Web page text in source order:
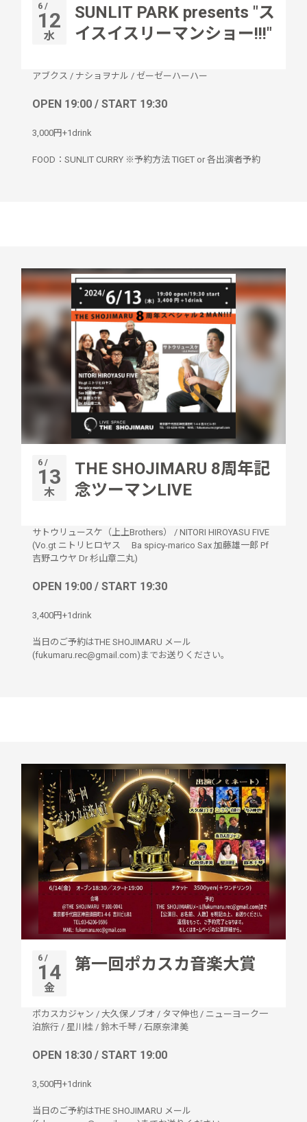
6 /
12
水
SUNLIT PARK presents "ス
イスイスリーマンショー!!!"
アブクス / ナショヲナル / ゼーゼーハーハー
OPEN 19:00 / START 19:30
3,000円+1drink
FOOD：SUNLIT CURRY ※予約方法 TIGET or 各出演者予約
6 /
13
木
THE SHOJIMARU 8周年記
念ツーマンLIVE
サトウリュースケ（上上Brothers） / NITORI HIROYASU FIVE
(Vo.gt ニトリヒロヤス Ba spicy-marico Sax 加藤雄一郎 Pf
吉野ユウヤ Dr 杉山章二丸)
OPEN 19:00 / START 19:30
3,400円+1drink
当日のご予約はTHE SHOJIMARU メール
(fukumaru.rec@gmail.com)までお送りください。
6 /
14
金
第一回ポカスカ音楽大賞
ポカスカジャン / 大久保ノブオ / タマ伸也 / ニューヨーク一
泊旅行 / 星川桂 / 鈴木千琴 / 石原奈津美
OPEN 18:30 / START 19:00
3,500円+1drink
当日のご予約はTHE SHOJIMARU メール